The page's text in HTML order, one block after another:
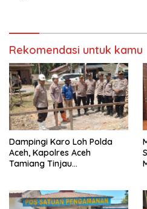
Rekomendasi untuk kamu
Dampingi Karo Loh Polda
Aceh, Kapolres Aceh
Tamiang Tinjau
Bhayangkari Peduli